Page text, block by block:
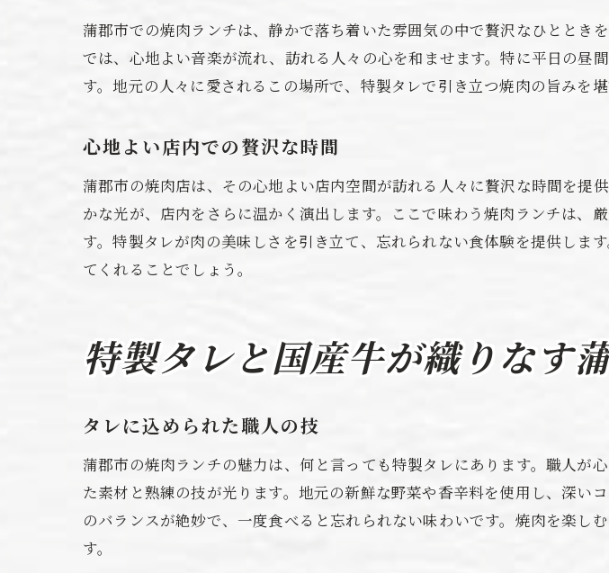
ランチタイムの混雑
心温まるおもてなしと共
店員の心配りとサー
おもてなしが印象的
ホスピタリティの高
親しみやすさが魅力
割引情報を見逃さな
お財布に優しい価格
コストパフォーマン
焼肉ランチを蒲郡市で満
迷ったらここ！おす
蒲郡市での焼肉ランチは、静かで落ち着いた雰囲気の中で贅沢なひととき
では、心地よい音楽が流れ、訪れる人々の心を和ませます。特に平日の昼
す。地元の人々に愛されるこの場所で、特製タレで引き立つ焼肉の旨みを
心地よい店内での贅沢な時間
蒲郡市の焼肉店は、その心地よい店内空間が訪れる人々に贅沢な時間を提
かな光が、店内をさらに温かく演出します。ここで味わう焼肉ランチは、
す。特製タレが肉の美味しさを引き立て、忘れられない食体験を提供しま
てくれることでしょう。
特製タレと国産牛が織りなす
タレに込められた職人の技
蒲郡市の焼肉ランチの魅力は、何と言っても特製タレにあります。職人が
た素材と熟練の技が光ります。地元の新鮮な野菜や香辛料を使用し、深い
のバランスが絶妙で、一度食べると忘れられない味わいです。焼肉を楽し
す。